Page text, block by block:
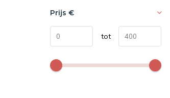
Prijs €
tot